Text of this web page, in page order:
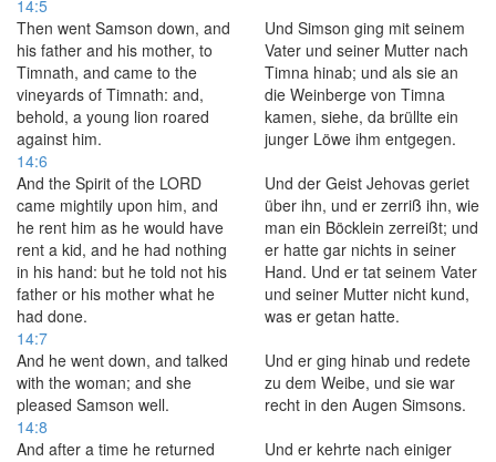
14:5
Then went Samson down, and
his father and his mother, to
Timnath, and came to the
vineyards of Timnath: and,
behold, a young lion roared
against him.
Und Simson ging mit seinem
Vater und seiner Mutter nach
Timna hinab; und als sie an
die Weinberge von Timna
kamen, siehe, da brüllte ein
junger Löwe ihm entgegen.
14:6
And the Spirit of the LORD
came mightily upon him, and
he rent him as he would have
rent a kid, and he had nothing
in his hand: but he told not his
father or his mother what he
had done.
Und der Geist Jehovas geriet
über ihn, und er zerriß ihn, wie
man ein Böcklein zerreißt; und
er hatte gar nichts in seiner
Hand. Und er tat seinem Vater
und seiner Mutter nicht kund,
was er getan hatte.
14:7
And he went down, and talked
with the woman; and she
pleased Samson well.
Und er ging hinab und redete
zu dem Weibe, und sie war
recht in den Augen Simsons.
14:8
And after a time he returned
Und er kehrte nach einiger